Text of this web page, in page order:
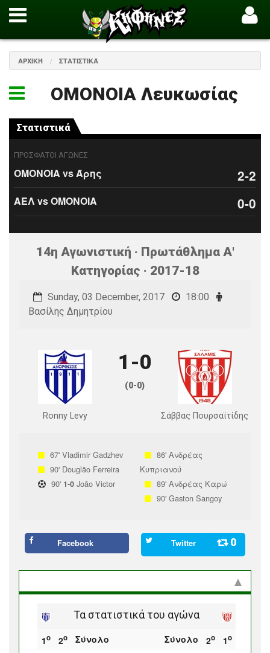
ΑΡΧΙΚΉ ΣΤΑΤΙΣΤΙΚΆ
ΟΜΟΝΟΙΑ Λευκωσίας
Στατιστικά
ΠΡΟΣΦΑΤΟΙ ΑΓΩΝΕΣ
ΟΜΟΝΟΙΑ vs Άρης 2-2
ΑΕΛ vs ΟΜΟΝΟΙΑ 0-0
14η Αγωνιστική · Πρωτάθλημα Α'
Κατηγορίας · 2017-18
Sunday, 03 December, 2017
18:00
Βασίλης Δημητρίου
Ronny Levy
1-0
(0-0)
Σάββας Πουρσαϊτίδης
67' Vladimir Gadzhev
90' Douglão Ferreira
90' 1-0 João Victor
86' Ανδρέας
Κυπριανού
89' Ανδρέας Καρώ
90' Gaston Sangoy
Facebook Twitter 0
Τα στατιστικά του αγώνα
1ο 2ο Σύνολο Σύνολο 2ο 1ο